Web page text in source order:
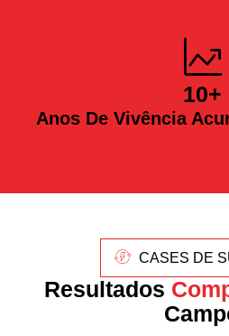
Anos De Vivência
10+
CASES DE
Resultados